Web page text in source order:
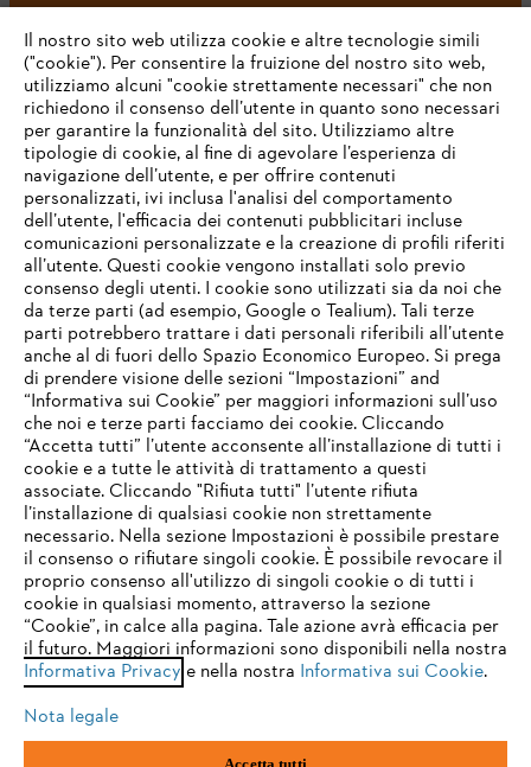
#STIHL
L’azienda
STIHL FAQ
Service
Termini e condizioni generali Privacy policy
Note legali Cookies Informazioni legali
Andreas STIHL S.p.A. - Viale delle Industrie, 15
20040 Cambiago (MI)
Email:info@stihl.it
PEC:amministrazione@stihl-pec.it
IHR BROWSER WIRD NICHT
UNTERSTÜTZT
Sie nutzen einen Browser, den wir noch nicht unterstützen. Für
eine optimale Nutzung unserer Seite empfehlen wir Ihnen, zu
einem der folgenden Browser zu wechseln:
firefox chrome
safari edge
Il nostro sito web utilizza cookie e altre tecnologie simili
("cookie"). Per consentire la fruizione del nostro sito web,
utilizziamo alcuni "cookie strettamente necessari" che non
richiedono il consenso dell’utente in quanto sono necessari
per garantire la funzionalità del sito. Utilizziamo altre
tipologie di cookie, al fine di agevolare l’esperienza di
navigazione dell’utente, e per offrire contenuti
personalizzati, ivi inclusa l'analisi del comportamento
dell’utente, l'efficacia dei contenuti pubblicitari incluse
comunicazioni personalizzate e la creazione di profili riferiti
all’utente. Questi cookie vengono installati solo previo
consenso degli utenti. I cookie sono utilizzati sia da noi che
da terze parti (ad esempio, Google o Tealium). Tali terze
parti potrebbero trattare i dati personali riferibili all’utente
anche al di fuori dello Spazio Economico Europeo. Si prega
di prendere visione delle sezioni “Impostazioni” and
“Informativa sui Cookie” per maggiori informazioni sull’uso
che noi e terze parti facciamo dei cookie. Cliccando
“Accetta tutti” l’utente acconsente all’installazione di tutti i
cookie e a tutte le attività di trattamento a questi
associate. Cliccando "Rifiuta tutti" l’utente rifiuta
l’installazione di qualsiasi cookie non strettamente
necessario. Nella sezione Impostazioni è possibile prestare
il consenso o rifiutare singoli cookie. È possibile revocare il
proprio consenso all'utilizzo di singoli cookie o di tutti i
cookie in qualsiasi momento, attraverso la sezione
“Cookie”, in calce alla pagina. Tale azione avrà efficacia per
il futuro. Maggiori informazioni sono disponibili nella nostra
Informativa Privacy e nella nostra Informativa sui Cookie.
Nota legale